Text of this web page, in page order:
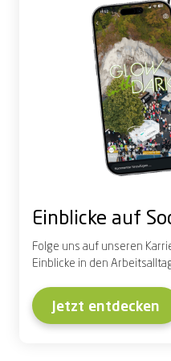
Einblicke auf
Folge uns auf unseren
Einblicke in den
Jetzt entdecken